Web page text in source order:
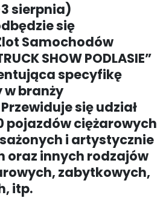
sierpnia)
się
Samochodów
SHOW PODLASIE”
specyfikę
branży
się udział
pojazdów ciężarowych
i artystycznie
oraz innych rodzajów
zabytkowych,
itp.